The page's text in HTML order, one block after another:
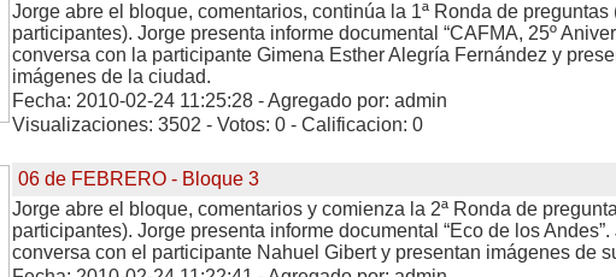
Jorge abre el bloque, comentarios, continúa la 1ª Ronda de preguntas
participantes). Jorge presenta informe documental “CAFMA, 25º
conversa con la participante Gimena Esther Alegría Fernández y
imágenes de la ciudad.
Fecha: 2010-02-24 11:25:28 - Agregado por: admin
Visualizaciones: 3502 - Votos: 0 - Calificacion: 0
06 de FEBRERO - Bloque 3
Jorge abre el bloque, comentarios y comienza la 2ª Ronda de
participantes). Jorge presenta informe documental “Eco de los Andes”.
conversa con el participante Nahuel Gibert y presentan imágenes de